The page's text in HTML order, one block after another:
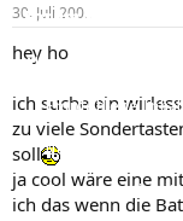
Forum
Aktuelles
Empfohlene
Neue Beiträge
Neueste
e
r
t
30. Juli 2008
hey ho
ich suche ein
zu viele
soll
ja cool wäre eine
ich das wenn die